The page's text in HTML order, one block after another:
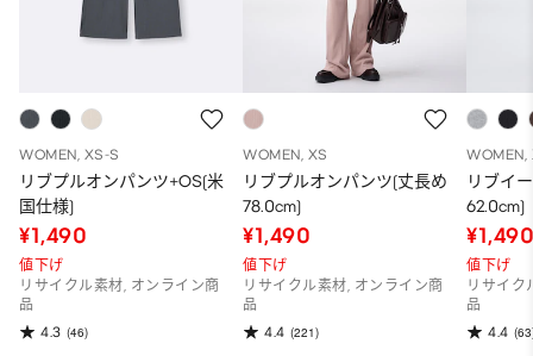
WOMEN, XS-S
リブプルオンパンツ+OS(米
国仕様)
¥1,490
値下げ
リサイクル素材, オンライン商
品
4.3 (46)
WOMEN, XS
リブプルオンパンツ(丈長め
78.0cm)
¥1,490
値下げ
リサイクル素材, オンライン商
品
4.4 (221)
WOMEN,
リブイ
62.0cm)
値下げ
リサイク
品
4.4